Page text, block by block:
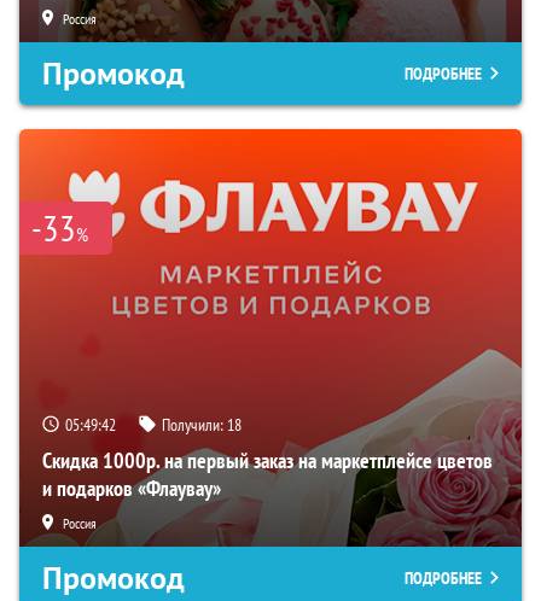
Россия
Промокод ПОДРОБНЕЕ
-33%
05:49:41 Получили: 18
Скидка 1000р. на первый заказ на маркетплейсе цветов
и подарков «Флаувау»
Россия
Промокод ПОДРОБНЕЕ